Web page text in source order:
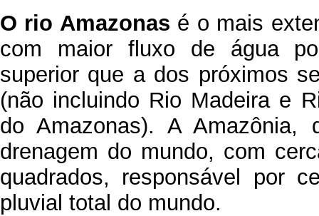
O rio Amazonas é o mais
com maior fluxo de água
superior que a dos próximos
(não incluindo Rio Madeira e
do Amazonas). A
drenagem do mundo, com
quadrados, responsável por
pluvial total do mundo.